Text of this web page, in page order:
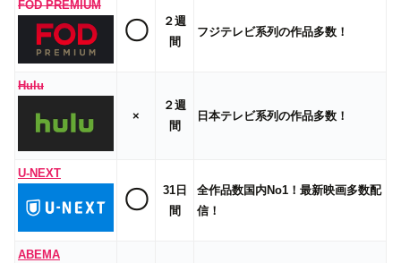
FOD PREMIUM
〇
２週
間
フジテレビ系列の作品多数！
Hulu
×
２週
間
日本テレビ系列の作品多数！
U-NEXT
〇
31日
間
全作品数国内No1！最新映画多数配
信！
ABEMA